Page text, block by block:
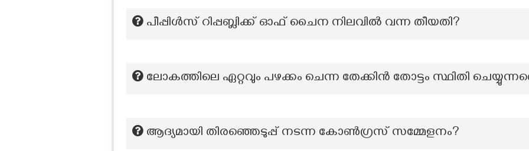
പീപ്പിൾസ് റിപ്പബ്ലിക്ക് ഓഫ് ചൈന നിലവിൽ വന്ന തീയതി?
ലോകത്തിലെ ഏറ്റവും പഴക്കം ചെന്ന തേക്കിൻ തോട്ടം സ്ഥിതി
ആദ്യമായി തിരഞ്ഞെടുപ്പ് നടന്ന കോൺഗ്രസ് സമ്മേളനം?